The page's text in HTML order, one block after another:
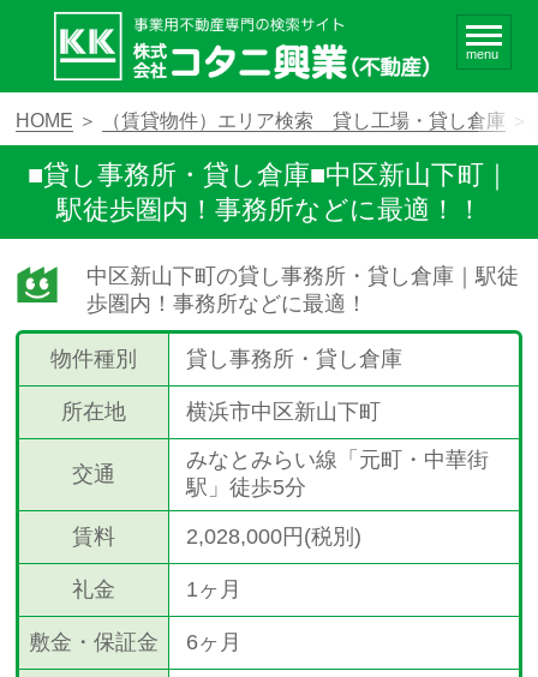
menu
HOME ＞ （賃貸物件）エリア検索 貸し工場・貸し倉庫 ＞
■貸し事務所・貸し倉庫■中区新山下町｜
駅徒歩圏内！事務所などに最適！！
中区新山下町の貸し事務所・貸し倉庫｜駅徒
歩圏内！事務所などに最適！
物件種別
所在地
交通
貸し事務所・貸し倉庫
横浜市中区新山下町
みなとみらい線「元町・中華街
駅」徒歩5分
賃料
礼金
敷金・保証金
2,028,000円(税別)
1ヶ月
6ヶ月